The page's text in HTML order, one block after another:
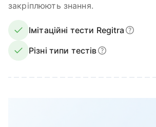
закріплюють знання.
Імітаційні тести Regitra
Різні типи тестів